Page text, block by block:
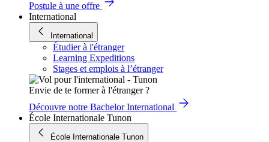
Postule à une offre
International
International
Étudier à l'étranger
Learning Expeditions
Stages et emplois à l’étranger
Envie de te former à l'étranger ?
Découvre notre Bachelor International
École Internationale Tunon
École Internationale Tunon